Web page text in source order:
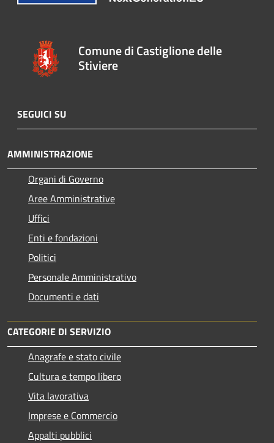
Comune di Castiglione delle
Stiviere
SEGUICI SU
AMMINISTRAZIONE
Organi di Governo
Aree Amministrative
Uffici
Enti e fondazioni
Politici
Personale Amministrativo
Documenti e dati
CATEGORIE DI SERVIZIO
Anagrafe e stato civile
Cultura e tempo libero
Vita lavorativa
Imprese e Commercio
Appalti pubblici